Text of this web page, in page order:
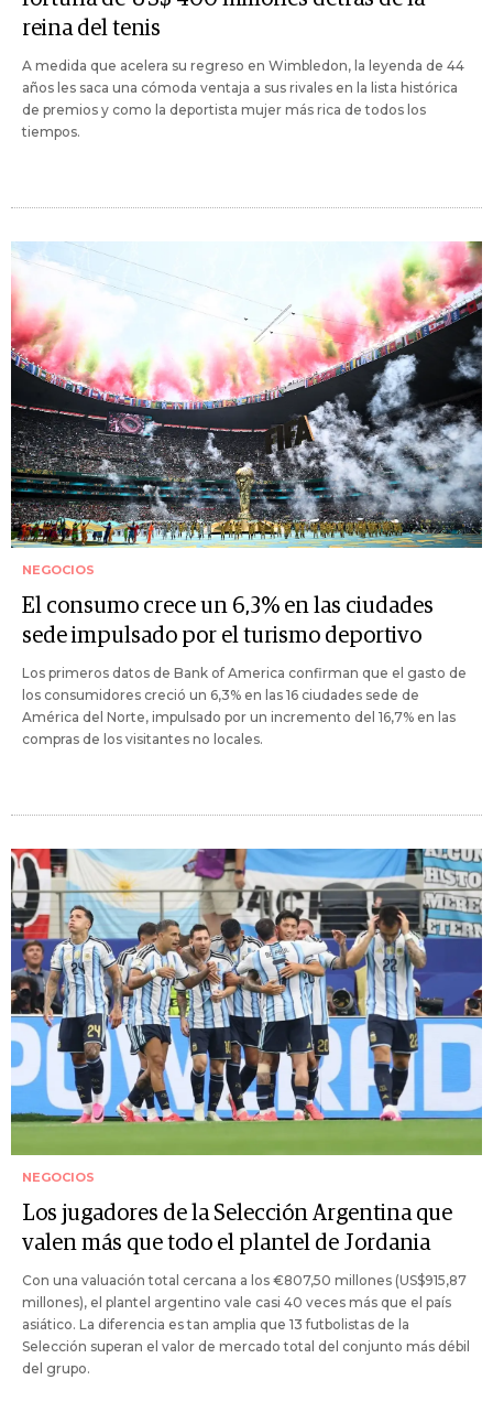
reina del tenis
A medida que acelera su regreso en Wimbledon, la leyenda de 44
años les saca una cómoda ventaja a sus rivales en la lista histórica
de premios y como la deportista mujer más rica de todos los
tiempos.
NEGOCIOS
El consumo crece un 6,3% en las ciudades
sede impulsado por el turismo deportivo
Los primeros datos de Bank of America confirman que el gasto de
los consumidores creció un 6,3% en las 16 ciudades sede de
América del Norte, impulsado por un incremento del 16,7% en las
compras de los visitantes no locales.
NEGOCIOS
Los jugadores de la Selección Argentina que
valen más que todo el plantel de Jordania
Con una valuación total cercana a los €807,50 millones (US$915,87
millones), el plantel argentino vale casi 40 veces más que el país
asiático. La diferencia es tan amplia que 13 futbolistas de la
Selección superan el valor de mercado total del conjunto más débil
del grupo.